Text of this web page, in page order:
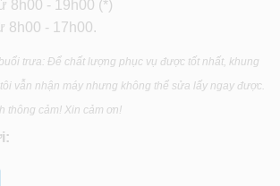
8h00 - 19h00 (*)
- 17h00.
trưa: Để chất lượng phục vụ được tốt nhất, khung
vẫn nhận máy nhưng không thể sửa lấy ngay được.
thông cảm! Xin cảm ơn!